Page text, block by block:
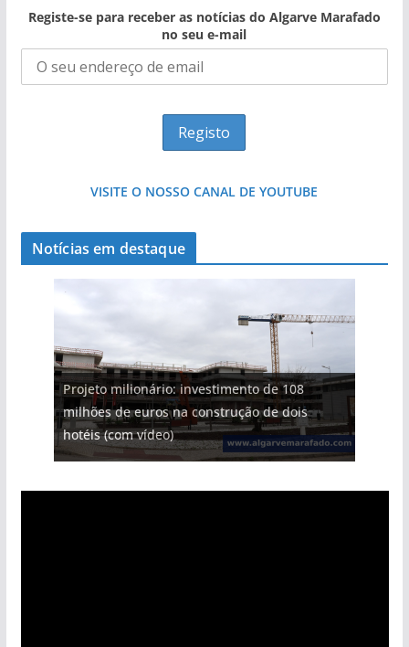
Registe-se para receber as notícias do Algarve Marafado
no seu e-mail
VISITE O NOSSO CANAL DE YOUTUBE
Notícias em destaque
Projeto milionário: investimento de 108
milhões de euros na construção de dois
hotéis (com vídeo)